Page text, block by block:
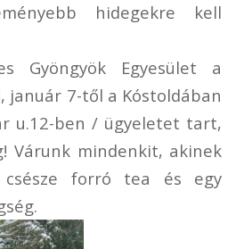
hidegekre kell
Gyöngyök Egyesület a
január 7-től a Kóstoldában
u.12-ben / ügyeletet tart,
Várunk mindenkit, akinek
forró tea és egy